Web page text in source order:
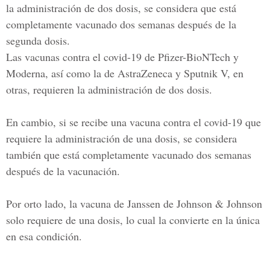
la administración de dos dosis, se considera que está
completamente vacunado dos semanas después de la
segunda dosis.
Las vacunas contra el covid-19 de Pfizer-BioNTech y
Moderna, así como la de AstraZeneca y Sputnik V, en
otras, requieren la administración de dos dosis.
En cambio, si se recibe una vacuna contra el covid-19 que
requiere la administración de una dosis, se considera
también que está completamente vacunado dos semanas
después de la vacunación.
Por orto lado, la vacuna de Janssen de Johnson & Johnson
solo requiere de una dosis, lo cual la convierte en la única
en esa condición.